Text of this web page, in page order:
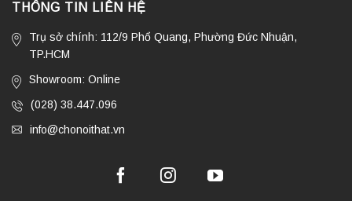
THÔNG TIN LIÊN HỆ
Trụ sở chính: 112/9 Phổ Quang, Phường Đức Nhuận,
TP.HCM
Showroom: Online
(028) 38.447.096
info@chonoithat.vn